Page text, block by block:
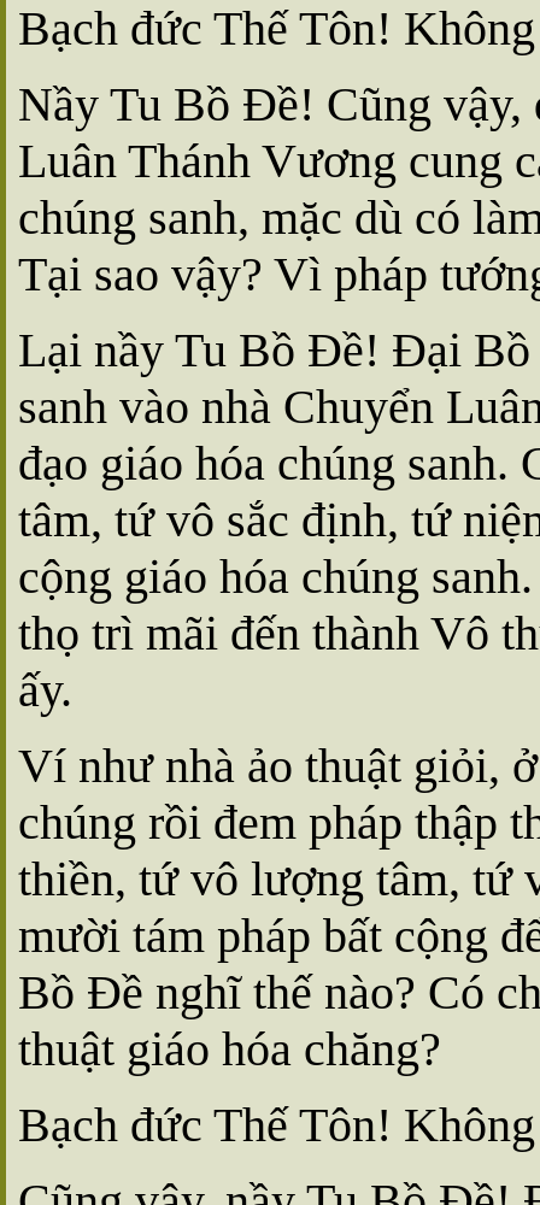
Bạch đức Thế Tôn!
Nầy Tu Bồ Ðề! Cũng vậy,
Luân Thánh Vương cung
chúng sanh, mặc dù có
Tại sao vậy? Vì pháp
Lại nầy Tu Bồ Ðề! Ðại Bồ
sanh vào nhà Chuyển
đạo giáo hóa chúng
tâm, tứ vô sắc định, tứ
cộng giáo hóa chúng
thọ trì mãi đến thành Vô
ấy.
Ví như nhà ảo thuật giỏi,
chúng rồi đem pháp thập
thiền, tứ vô lượng tâm, tứ
mười tám pháp bất cộng
Bồ Ðề nghĩ thế nào? Có
thuật giáo hóa chăng?
Bạch đức Thế Tôn!